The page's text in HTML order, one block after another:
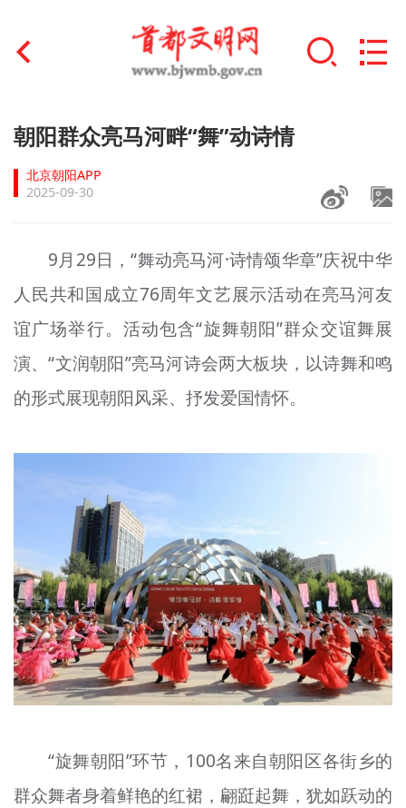
首页
文明创建
文明培育
+
未成年人思想道德建设
榜样人物
+
身边好人
北京宣传文化引导基金
宣传思想文化人才
专题
资料库
+
朝阳群众亮马河畔“舞”动诗情
北京朝阳APP
2025-09-30
9月29日，“舞动亮马河·诗情颂华章”庆祝中华
人民共和国成立76周年文艺展示活动在亮马河友
谊广场举行。活动包含“旋舞朝阳”群众交谊舞展
演、“文润朝阳”亮马河诗会两大板块，以诗舞和鸣
的形式展现朝阳风采、抒发爱国情怀。
“旋舞朝阳”环节，100名来自朝阳区各街乡的
群众舞者身着鲜艳的红裙，翩跹起舞，犹如跃动的